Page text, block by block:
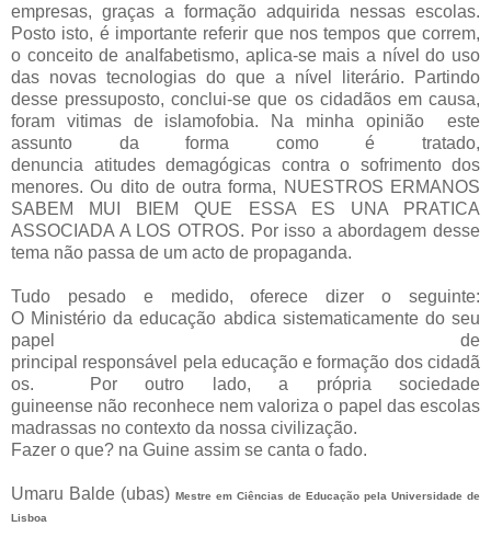
empresas, graças a formação adquirida nessas escolas.
Posto isto, é importante referir que nos tempos que correm,
o conceito de analfabetismo, aplica-se mais a nível do uso
das novas tecnologias do que a nível literário. Partindo
desse pressuposto, conclui-se que os cidadãos em causa,
foram vitimas de islamofobia. Na minha opinião este
assunto da forma como é tratado,
denuncia atitudes demagógicas contra o sofrimento dos
menores. Ou dito de outra forma, NUESTROS ERMANOS
SABEM MUI BIEM QUE ESSA ES UNA PRATICA
ASSOCIADA A LOS OTROS. Por isso a abordagem desse
tema não passa de um acto de propaganda.
Tudo pesado e medido, oferece dizer o seguinte:
O Ministério da educação abdica sistematicamente do seu
papel de
principal responsável pela educação e formação dos cidadã
os. Por outro lado, a própria sociedade
guineense não reconhece nem valoriza o papel das escolas
madrassas no contexto da nossa civilização.
Fazer o que? na Guine assim se canta o fado.
Umaru Balde (ubas) Mestre em Ciências de Educação pela Universidade de
Lisboa